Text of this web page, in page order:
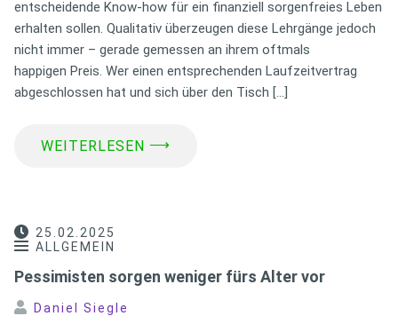
entscheidende Know-how für ein finanziell sorgenfreies Leben
erhalten sollen. Qualitativ überzeugen diese Lehrgänge jedoch
nicht immer – gerade gemessen an ihrem oftmals
happigen Preis. Wer einen entsprechenden Laufzeitvertrag
abgeschlossen hat und sich über den Tisch […]
WEITERLESEN ⟶
25.02.2025
ALLGEMEIN
Pessimisten sorgen weniger fürs Alter vor
Daniel Siegle